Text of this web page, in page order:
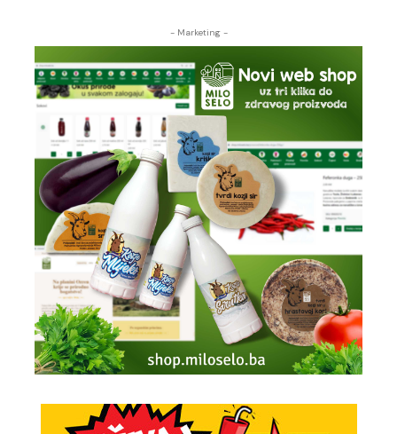
- Marketing -